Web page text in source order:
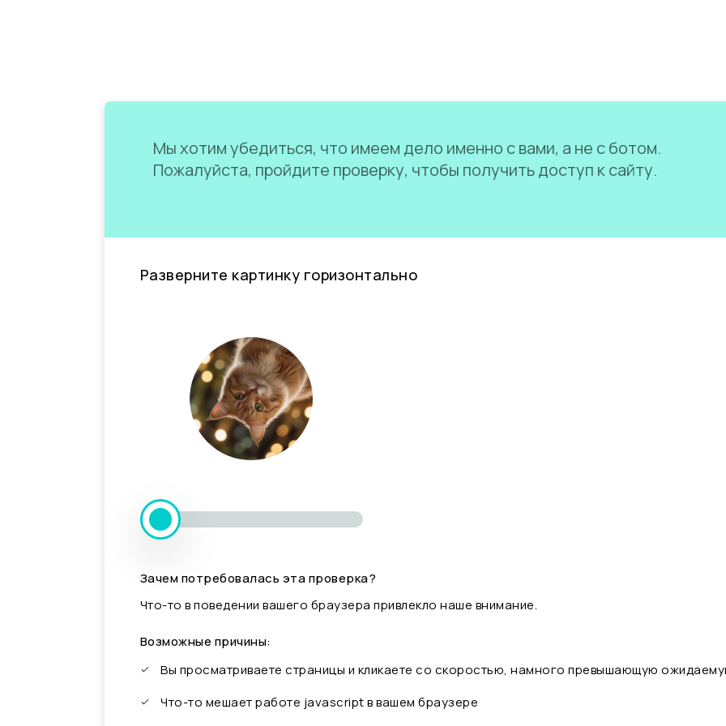
Мы хотим убедиться, что имеем дело именно с вами, а не с ботом.
Пожалуйста, пройдите проверку, чтобы получить доступ к сайту.
Разверните картинку горизонтально
Зачем потребовалась эта проверка?
Что-то в поведении вашего браузера привлекло наше внимание.
Возможные причины:
Вы просматриваете страницы и кликаете со скоростью, намного превышающую
Что-то мешает работе javascript в вашем браузере